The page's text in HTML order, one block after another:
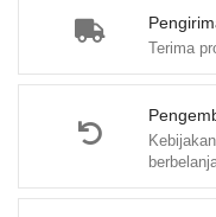
Terima